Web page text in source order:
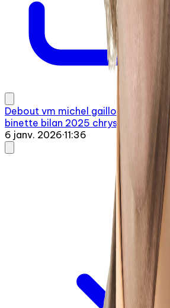
Debout vm michel gailloux
binette bilan 2025 chrystia
6 janv. 2026·11:36